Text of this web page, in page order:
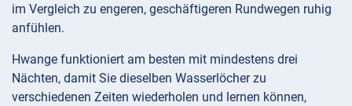
im Vergleich zu engeren, geschäftigeren Rundwegen ruhig
anfühlen.
Hwange funktioniert am besten mit mindestens drei
Nächten, damit Sie dieselben Wasserlöcher zu
verschiedenen Zeiten wiederholen und lernen können,